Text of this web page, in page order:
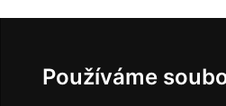
Používáme